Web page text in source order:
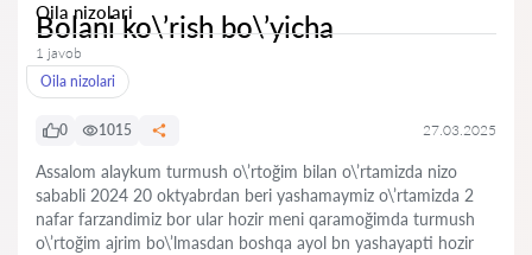
Oila nizolari
Bolani ko\’rish bo\’yicha
1 javob
Oila nizolari
0 1015 27.03.2025
Assalom alaykum turmush o\’rtoğim bilan o\’rtamizda nizo
sababli 2024 20 oktyabrdan beri yashamaymiz o\’rtamizda 2
nafar farzandimiz bor ular hozir meni qaramoğimda turmush
o\’rtoğim ajrim bo\’lmasdan boshqa ayol bn yashayapti hozir